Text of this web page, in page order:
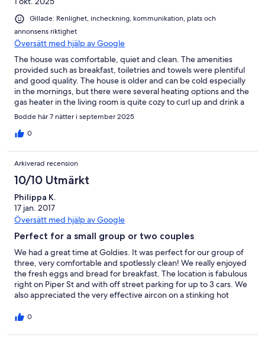
Gillade: Renlighet, incheckning, kommunikation, plats och
annonsens riktighet
Översätt med hjälp av Google
The house was comfortable, quiet and clean. The amenities
provided such as breakfast, toiletries and towels were plentiful
and good quality. The house is older and can be cold especially
in the mornings, but there were several heating options and the
gas heater in the living room is quite cozy to curl up and drink a
cup of tea on the couch under a blanket. Overall a very nice
Bodde här 7 nätter i september 2025
0
Arkiverad recension
10/10 Utmärkt
Philippa K.
17 jan. 2017
Översätt med hjälp av Google
Perfect for a small group or two couples
We had a great time at Goldies. It was perfect for our group of
three, very comfortable and spotlessly clean! We really enjoyed
the fresh eggs and bread for breakfast. The location is fabulous
right on Piper St and with off street parking for up to 3 cars. We
also appreciated the very effective aircon on a stinking hot
0